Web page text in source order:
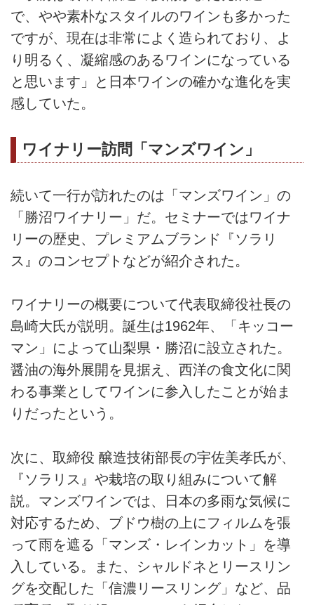
で、やや素朴なスタイルのワインも多かった
ですが、現在は非常によく造られており、よ
り明るく、凝縮感のあるワインになっている
と思います」と日本ワインの確かな進化を実
感していた。
ワイナリー訪問「マンズワイン」
続いて一行が訪れたのは「マンズワイン」の
「勝沼ワイナリー」だ。セミナーではワイナ
リーの歴史、プレミアムブランド『ソラリ
ス』のコンセプトなどが紹介された。
ワイナリーの概要について代表取締役社長の
島崎大氏が説明。誕生は1962年、「キッコー
マン」によって山梨県・勝沼に設立された。
醤油の海外展開を見据え、西洋の食文化に関
わる事業としてワインに参入したことが始ま
りだったという。
次に、取締役 醸造技術部長の宇佐美孝氏が、
『ソラリス』や栽培の取り組みについて解
説。マンズワインでは、日本の多雨な気候に
対応するため、ブドウ樹の上にフィルムを張
って雨を遮る「マンズ・レインカット」を導
入している。また、シャルドネとリースリン
グを交配した「信濃リースリング」など、品